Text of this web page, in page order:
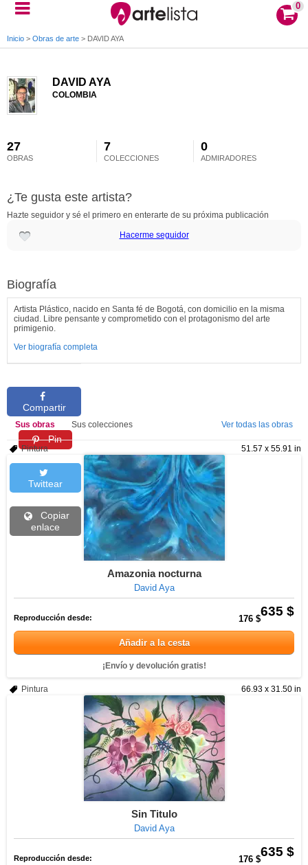
0
Inicio > Obras de arte > DAVID AYA
DAVID AYA
COLOMBIA
27
OBRAS
7
COLECCIONES
0
ADMIRADORES
¿Te gusta este artista?
Hazte seguidor y sé el primero en enterarte de su próxima publicación
Hacerme seguidor
Biografía
Artista Plástico, nacido en Santa fé de Bogotá, con domicilio en la misma
ciudad. Libre pensante y comprometido con el protagonismo del arte
primigenio.
Ver biografía completa
Compartir
Pin
Twittear
Copiar
enlace
Sus obras Sus colecciones Ver todas las obras
51.57 x 55.91 in
Pintura
Amazonia nocturna
David Aya
635 $
Reproducción desde: 176 $
Añadir a la cesta
¡Envío y devolución gratis!
66.93 x 31.50 in
Pintura
Sin Titulo
David Aya
635 $
Reproducción desde: 176 $